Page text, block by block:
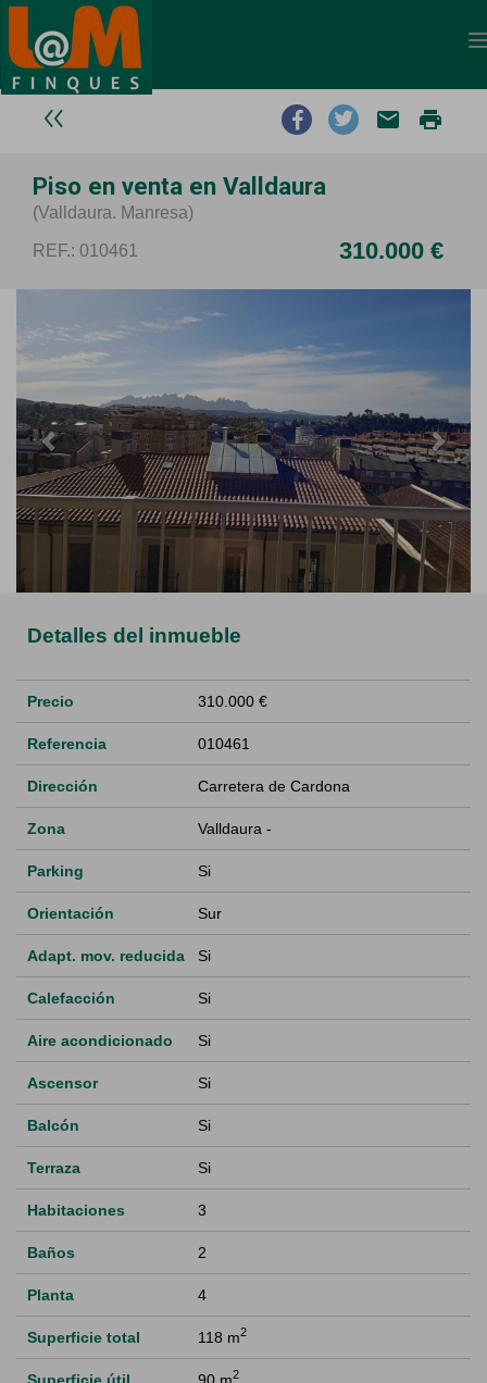
email print
Piso en venta en Valldaura
(Valldaura. Manresa)
REF.: 010461 310.000 €
Detalles del inmueble
Precio 310.000 €
Referencia 010461
Dirección Carretera de Cardona
Zona Valldaura -
Parking Si
Orientación Sur
Adapt. mov. reducida Si
Calefacción Si
Aire acondicionado Si
Ascensor Si
Balcón Si
Terraza Si
Habitaciones 3
Baños 2
Planta 4
Superficie total 118 m2
Superficie útil 90 m2